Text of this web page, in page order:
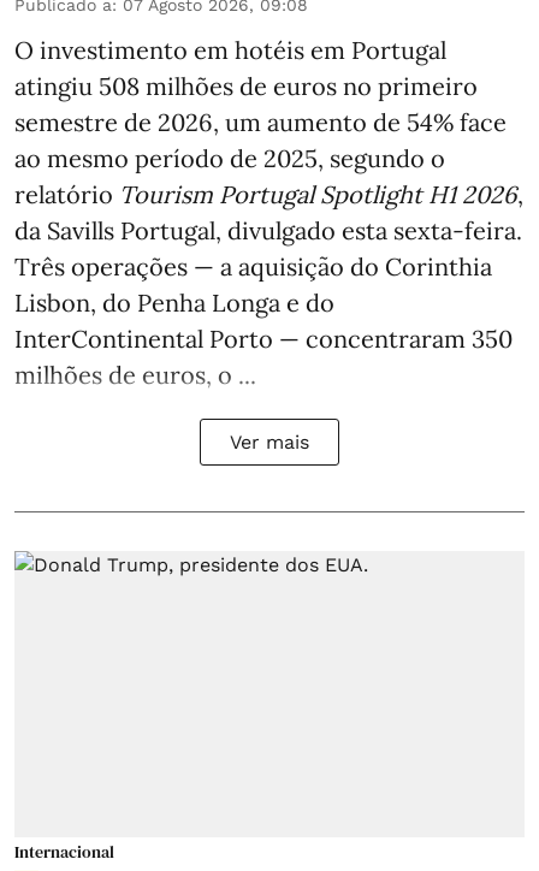
Publicado a: 07 Agosto 2026, 09:08
O investimento em hotéis em Portugal
atingiu 508 milhões de euros no primeiro
semestre de 2026, um aumento de 54% face
ao mesmo período de 2025, segundo o
relatório Tourism Portugal Spotlight H1 2026,
da Savills Portugal, divulgado esta sexta-feira.
Três operações — a aquisição do Corinthia
Lisbon, do Penha Longa e do
InterContinental Porto — concentraram 350
milhões de euros, o ...
Ver mais
Internacional